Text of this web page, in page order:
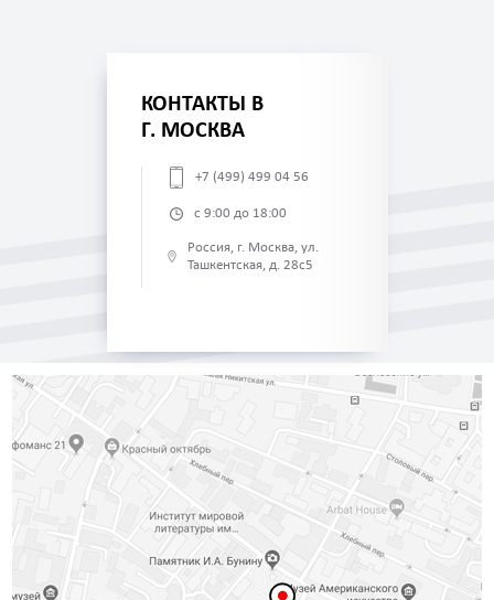
КОНТАКТЫ В
Г. МОСКВА
+7 (499) 499 04 56
с 9:00 до 18:00
Россия, г. Москва, ул.
Ташкентская, д. 28с5